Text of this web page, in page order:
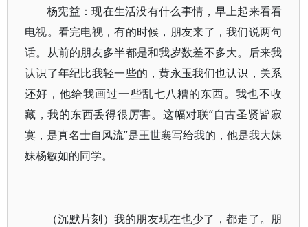
杨宪益：现在生活没有什么事情，早上起来看看
电视。看完电视，有的时候，朋友来了，我们说两句
话。从前的朋友多半都是和我岁数差不多大。后来我
认识了年纪比我轻一些的，黄永玉我们也认识，关系
还好，他给我画过一些乱七八糟的东西。我也不收
藏，我的东西丢得很厉害。这幅对联“自古圣贤皆寂
寞，是真名士自风流”是王世襄写给我的，他是我大妹
妹杨敏如的同学。
（沉默片刻）我的朋友现在也少了，都走了。朋